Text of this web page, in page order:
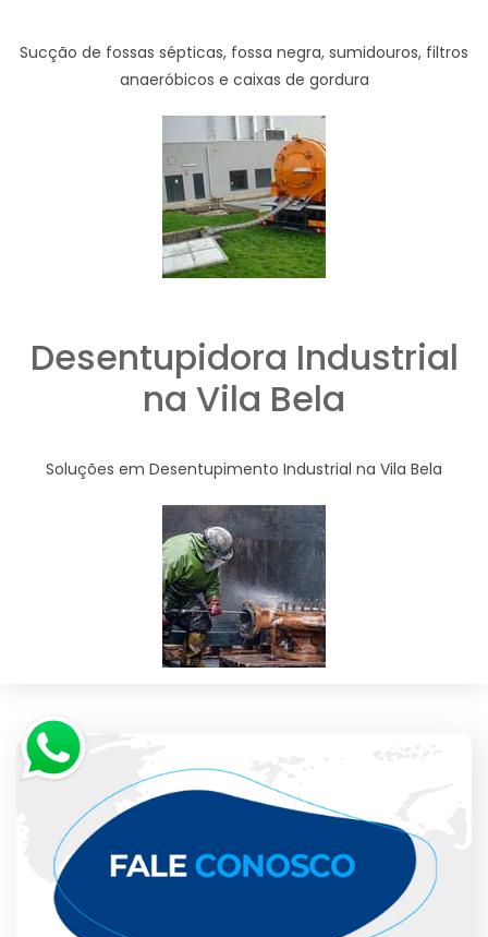
Sucção de fossas sépticas, fossa negra, sumidouros, filtros
anaeróbicos e caixas de gordura
Desentupidora Industrial
na Vila Bela
Soluções em Desentupimento Industrial na Vila Bela